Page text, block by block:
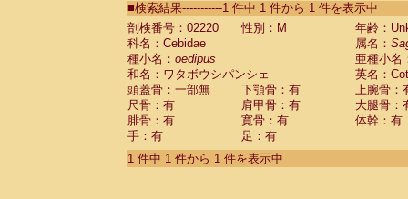
CebidaeSaguinus labiatus(0)
Cebidae Saguinus leucopus (0)
Cebidae
Cebidae
CebidaeSaguinus nigricollis (0)
Cebidae Saguinus oedipus
Cebidae Saguinus weddelli
Cebidae Saguinusspp.
Cebidae Aotus trivirgatus
Cebidae Cebus albifrons
■検索結果-----------1 件中 1 件から 1 件を表示中
剖検番号：02220
性別：M
年齢：
科名：Cebidae
属名：
種小名： oedipus
亜種小名
和名：ワタボウシパンシェ
英名：
頭蓋骨：一部無
下顎骨：有
上腕骨：
尺骨：有
肩甲骨：有
大腿骨：
腓骨：有
寛骨：有
体幹：有
手：有
足：有
1 件中 1 件から 1 件を表示中